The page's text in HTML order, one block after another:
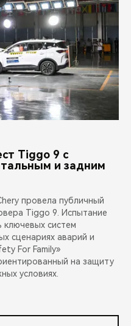
Tiggo 9 с
и задним
провела публичный
Tiggo 9. Испытание
систем
сценариях аварий и
For Family»
на защиту
условиях.